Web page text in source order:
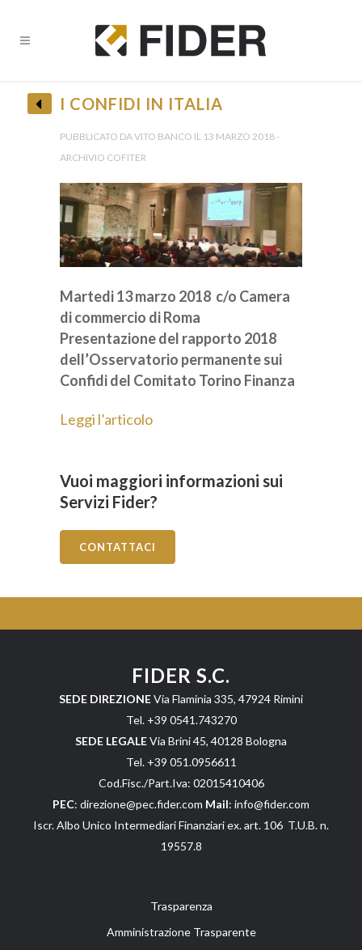
I CONFIDI IN ITALIA
PUBBLICATO DA VITO BANCO IL 13 MARZO 2018 -
ARCHIVIO COFITER
Martedi 13 marzo 2018 c/o Camera
di commercio di Roma
Presentazione del rapporto 2018
dell’Osservatorio permanente sui
Confidi del Comitato Torino Finanza
Leggi l’articolo
Vuoi maggiori informazioni sui
Servizi Fider?
CONTATTACI
FIDER S.C.
SEDE DIREZIONEVia Flaminia 335, 47924 Rimini
Tel. +39 0541.743270
SEDE LEGALEVia Brini 45, 40128 Bologna
Tel. +39 051.0956611
Cod.Fisc./Part.Iva: 02015410406
PEC: direzione@pec.fider.com Mail: info@fider.com
Iscr. Albo Unico Intermediari Finanziari ex. art. 106 T.U.B. n.
19557.8
Trasparenza
Amministrazione Trasparente